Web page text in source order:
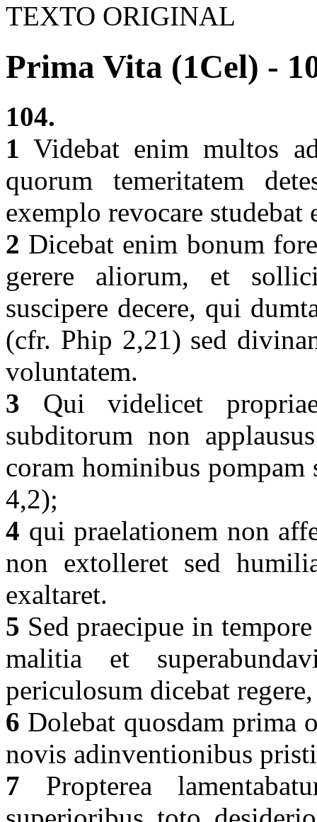
TEXTO ORIGINAL
Prima Vita (1Cel) -
104.
1 Videbat enim multos
quorum temeritatem
exemplo revocare studebat
2 Dicebat enim bonum
gerere aliorum, et
suscipere decere, qui
(cfr. Phip 2,21) sed
voluntatem.
3 Qui videlicet
subditorum non
coram hominibus
4,2);
4 qui praelationem non
non extolleret sed
exaltaret.
5 Sed praecipue in
malitia et
periculosum dicebat
6 Dolebat quosdam prima
novis adinventionibus
7 Propterea